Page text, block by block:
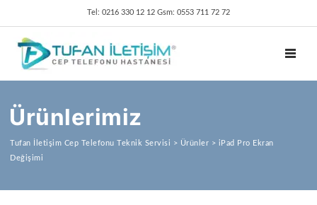
Tel: 0216 330 12 12 Gsm: 0553 711 72 72
Ürünlerimiz
Tufan İletişim Cep Telefonu Teknik Servisi > Ürünler > iPad Pro Ekran
Değişimi